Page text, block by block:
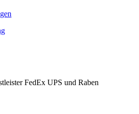
und geprüft
sofort verfügbar